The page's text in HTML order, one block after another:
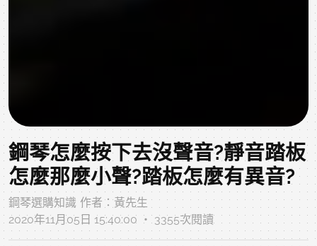
鋼琴怎麼按下去沒聲音?靜音踏板
怎麼那麼小聲?踏板怎麼有異音?
鋼琴選購知識 作者：黃先生
2020年11月05日 15:40:00 ‧ 3355次閱讀